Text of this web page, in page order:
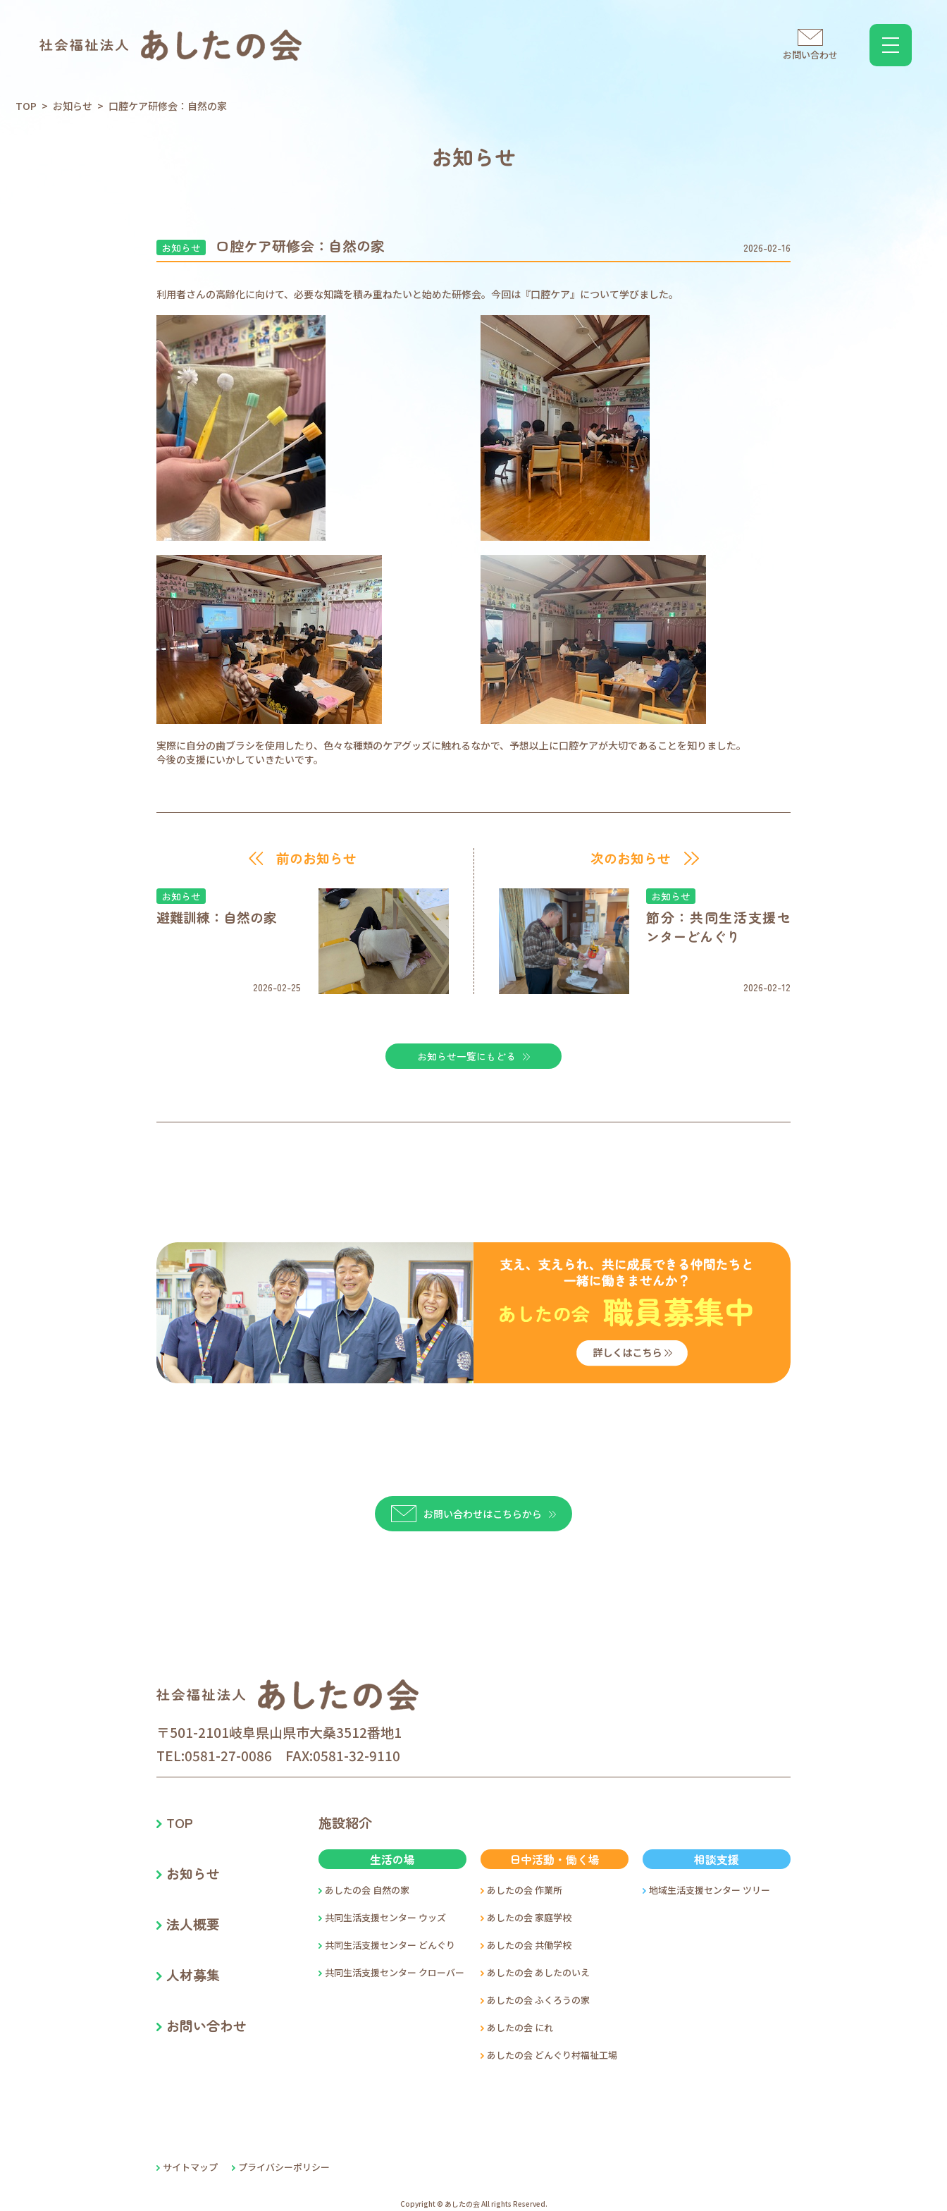
お問い合わせ
TOP > お知らせ > 口腔ケア研修会：自然の家
お知らせ
お知らせ 口腔ケア研修会：自然の家 2026-02-16
利用者さんの高齢化に向けて、必要な知識を積み重ねたいと始めた研修会。今回は『口腔ケア』について学びました。
実際に自分の歯ブラシを使用したり、色々な種類のケアグッズに触れるなかで、予想以上に口腔ケアが大切であることを知りました。
今後の支援にいかしていきたいです。
前のお知らせ
お知らせ
避難訓練：自然の家
2026-02-25
次のお知らせ
お知らせ
節分：共同生活支援セ
ンターどんぐり
2026-02-12
お知らせ一覧にもどる
お問い合わせはこちらから
〒501-2101岐阜県山県市大桑3512番地1
TEL:0581-27-0086 FAX:0581-32-9110
TOP
お知らせ
法人概要
人材募集
お問い合わせ
施設紹介
生活の場
あしたの会 自然の家
共同生活支援センター ウッズ
共同生活支援センター どんぐり
共同生活支援センター クローバー
日中活動・働く場
あしたの会 作業所
あしたの会 家庭学校
あしたの会 共働学校
あしたの会 あしたのいえ
あしたの会 ふくろうの家
あしたの会 にれ
あしたの会 どんぐり村福祉工場
相談支援
地域生活支援センター ツリー
サイトマップ プライバシーポリシー
Copyright © あしたの会 All rights Reserved.